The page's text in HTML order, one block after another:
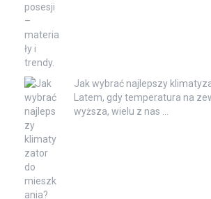
Jak wybrać najlepszy
Latem, gdy temperatura na
wyższa, wielu z nas …